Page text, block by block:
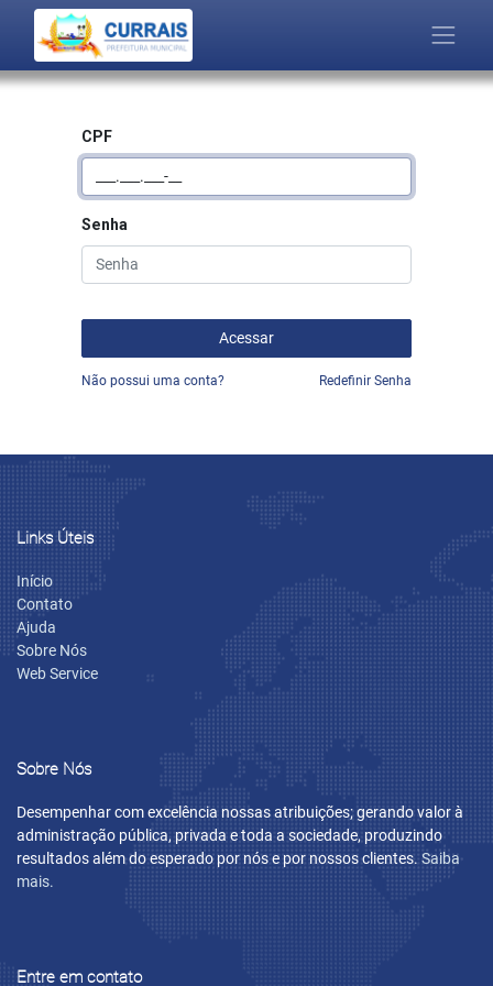
CPF
Senha
Acessar
Não possui uma conta? Redefinir Senha
Links Úteis
Início
Contato
Ajuda
Sobre Nós
Web Service
Sobre Nós
Desempenhar com excelência nossas atribuições; gerando valor à
administração pública, privada e toda a sociedade, produzindo
resultados além do esperado por nós e por nossos clientes.Saiba
mais.
Entre em contato